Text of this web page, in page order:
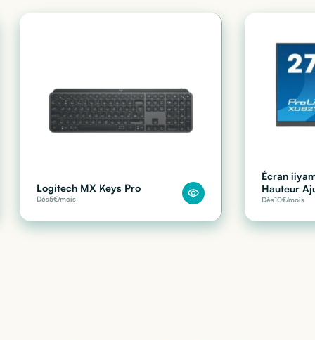
Logitech MX Keys Pro
Dès5€/mois
Écran
Hauteur
Dès10€/mois